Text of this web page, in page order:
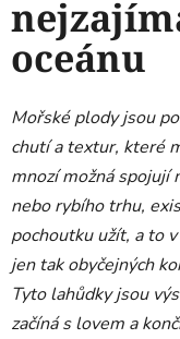
oceánu
Mořské plody jsou
chutí a textur, které
mnozí možná spojují
nebo rybího trhu,
pochoutku užít, a to
jen tak obyčejných
Tyto lahůdky jsou
začíná s lovem a